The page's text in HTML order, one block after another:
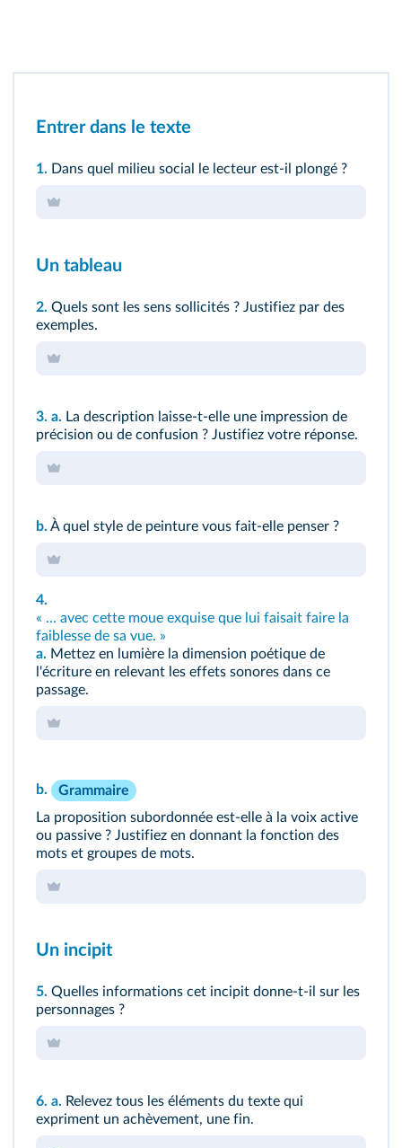
Entrer dans le texte
1. Dans quel milieu social le lecteur est-il plongé ?
Un tableau
2. Quels sont les sens sollicités ? Justifiez par des
exemples.
3. a. La description laisse-t-elle une impression de
précision ou de confusion ? Justifiez votre réponse.
b. À quel style de peinture vous fait-elle penser ?
4.
« … avec cette moue exquise que lui faisait faire la
faiblesse de sa vue. »
a. Mettez en lumière la dimension poétique de
l'écriture en relevant les effets sonores dans ce
passage.
b.
Grammaire
La proposition subordonnée est-elle à la voix active
ou passive ? Justifiez en donnant la fonction des
mots et groupes de mots.
Un incipit
5. Quelles informations cet incipit donne-t-il sur les
personnages ?
6. a. Relevez tous les éléments du texte qui
expriment un achèvement, une fin.